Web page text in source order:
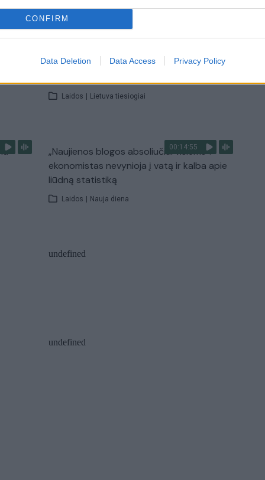
CONFIRM
Data Deletion Data Access Privacy Policy
00:41:28
L. Kontrimas, A. Lašas, A. Lyberytė: ko
Laidos | Lietuva tiesiogiai
00:14:55
„Naujienos blogos absoliučiai visiems“:
ekonomistas nevynioja į vatą ir kalba apie
liūdną statistiką
Laidos | Nauja diena